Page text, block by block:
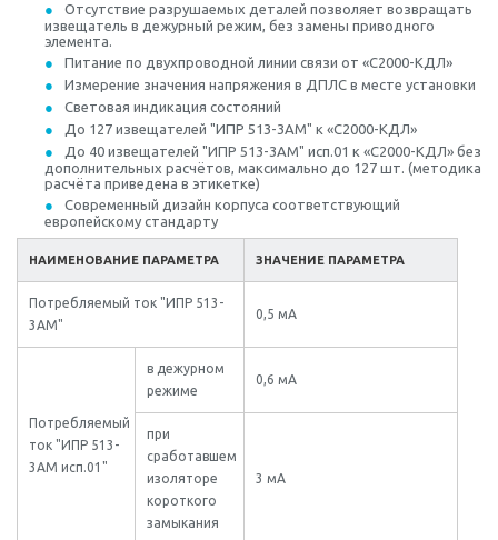
Отсутствие разрушаемых деталей позволяет возвращать
извещатель в дежурный режим, без замены приводного
элемента.
Питание по двухпроводной линии связи от «С2000-КДЛ»
Измерение значения напряжения в ДПЛС в месте установки
Световая индикация состояний
До 127 извещателей "ИПР 513-3АМ" к «С2000-КДЛ»
До 40 извещателей "ИПР 513-3АМ" исп.01 к «С2000-КДЛ» без
дополнительных расчётов, максимально до 127 шт. (методика
расчёта приведена в этикетке)
Современный дизайн корпуса соответствующий
европейскому стандарту
НАИМЕНОВАНИЕ ПАРАМЕТРА ЗНАЧЕНИЕ ПАРАМЕТРА
Потребляемый ток "ИПР 513-
3АМ"
0,5 мА
Потребляемый
ток "ИПР 513-
3АМ исп.01"
в дежурном
режиме
0,6 мА
при
сработавшем
изоляторе
короткого
замыкания
3 мА